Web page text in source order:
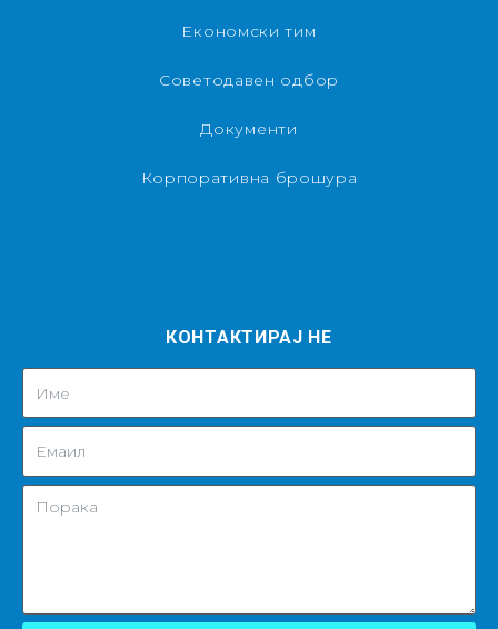
Економски тим
Советодавен одбор
Документи
Корпоративна брошура
КОНТАКТИРАЈ НЕ